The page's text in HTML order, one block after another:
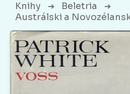
Knihy ➔ Beletria ➔
Austrálski a